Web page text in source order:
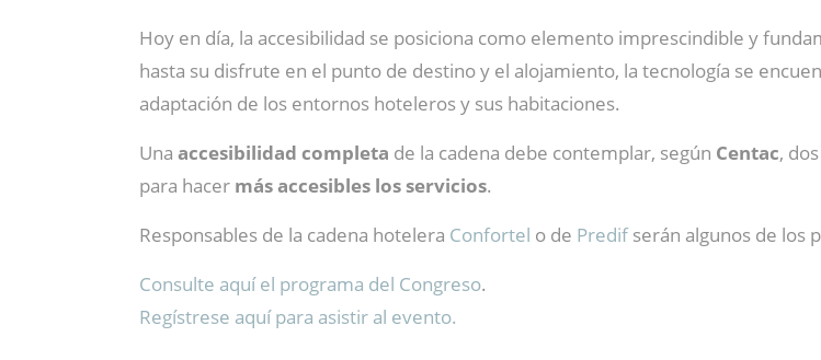
Hoy en día, la accesibilidad se posiciona como elemento imprescindible y
hasta su disfrute en el punto de destino y el alojamiento, la tecnología se
adaptación de los entornos hoteleros y sus habitaciones.
Una accesibilidad completa de la cadena debe contemplar, según Centac,
para hacer más accesibles los servicios.
Responsables de la cadena hotelera Confortel o de Predifserán algunos de los
Consulte aquí el programa del Congreso.
Regístrese aquí para asistir al evento.